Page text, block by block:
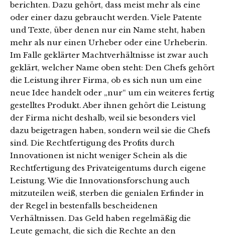
berichten. Dazu gehört, dass meist mehr als eine
oder einer dazu gebraucht werden. Viele Patente
und Texte, über denen nur ein Name steht, haben
mehr als nur einen Urheber oder eine Urheberin.
Im Falle geklärter Machtverhältnisse ist zwar auch
geklärt, welcher Name oben steht: Den Chefs gehört
die Leistung ihrer Firma, ob es sich nun um eine
neue Idee handelt oder „nur“ um ein weiteres fertig
gestelltes Produkt. Aber ihnen gehört die Leistung
der Firma nicht deshalb, weil sie besonders viel
dazu beigetragen haben, sondern weil sie die Chefs
sind. Die Rechtfertigung des Profits durch
Innovationen ist nicht weniger Schein als die
Rechtfertigung des Privateigentums durch eigene
Leistung. Wie die Innovationsforschung auch
mitzuteilen weiß, sterben die genialen Erfinder in
der Regel in bestenfalls bescheidenen
Verhältnissen. Das Geld haben regelmäßig die
Leute gemacht, die sich die Rechte an den